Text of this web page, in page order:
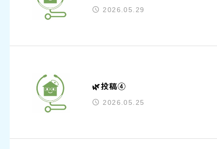
2026.05.29
🌿投稿④
2026.05.25